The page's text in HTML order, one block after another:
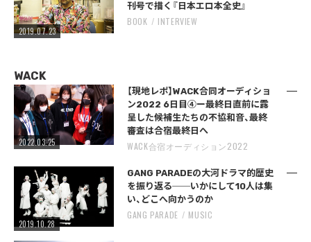
2019.07.23
刊号で描く『日本エロ本全史』
BOOK INTERVIEW
WACK
2022.03.25
【現地レポ】WACK合同オーディショ
ン2022 6日目④ー最終日直前に露
呈した候補生たちの不協和音、最終
審査は合宿最終日へ
WACK合宿オーディション2022
2019.10.28
GANG PARADEの大河ドラマ的歴史
を振り返る──いかにして10人は集
い、どこへ向かうのか
GANG PARADE MUSIC